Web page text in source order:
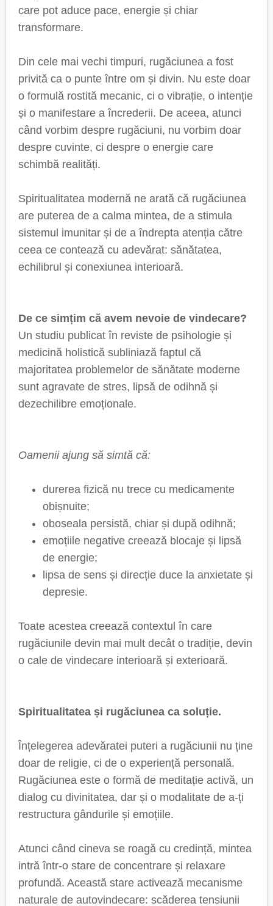
care pot aduce pace, energie și chiar
transformare.
Din cele mai vechi timpuri, rugăciunea a fost
privită ca o punte între om și divin. Nu este doar
o formulă rostită mecanic, ci o vibrație, o intenție
și o manifestare a încrederii. De aceea, atunci
când vorbim despre rugăciuni, nu vorbim doar
despre cuvinte, ci despre o energie care
schimbă realități.
Spiritualitatea modernă ne arată că rugăciunea
are puterea de a calma mintea, de a stimula
sistemul imunitar și de a îndrepta atenția către
ceea ce contează cu adevărat: sănătatea,
echilibrul și conexiunea interioară.
De ce simțim că avem nevoie de vindecare?
Un studiu publicat în reviste de psihologie și
medicină holistică subliniază faptul că
majoritatea problemelor de sănătate moderne
sunt agravate de stres, lipsă de odihnă și
dezechilibre emoționale.
Oamenii ajung să simtă că:
durerea fizică nu trece cu medicamente
obișnuite;
oboseala persistă, chiar și după odihnă;
emoțiile negative creează blocaje și lipsă
de energie;
lipsa de sens și direcție duce la anxietate și
depresie.
Toate acestea creează contextul în care
rugăciunile devin mai mult decât o tradiție, devin
o cale de vindecare interioară și exterioară.
Spiritualitatea și rugăciunea ca soluție.
Înțelegerea adevăratei puteri a rugăciunii nu ține
doar de religie, ci de o experiență personală.
Rugăciunea este o formă de meditație activă, un
dialog cu divinitatea, dar și o modalitate de a-ți
restructura gândurile și emoțiile.
Atunci când cineva se roagă cu credință, mintea
intră într-o stare de concentrare și relaxare
profundă. Această stare activează mecanisme
naturale de autovindecare: scăderea tensiunii